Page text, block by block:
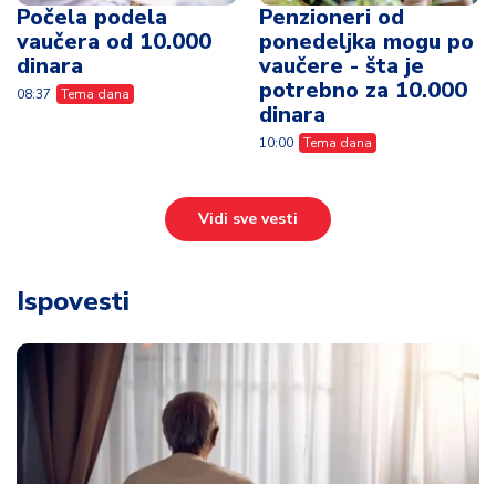
Počela podela
vaučera od 10.000
dinara
08:37 Tema dana
Penzioneri od
ponedeljka mogu po
vaučere - šta je
potrebno za 10.000
dinara
10:00 Tema dana
Vidi sve vesti
Ispovesti